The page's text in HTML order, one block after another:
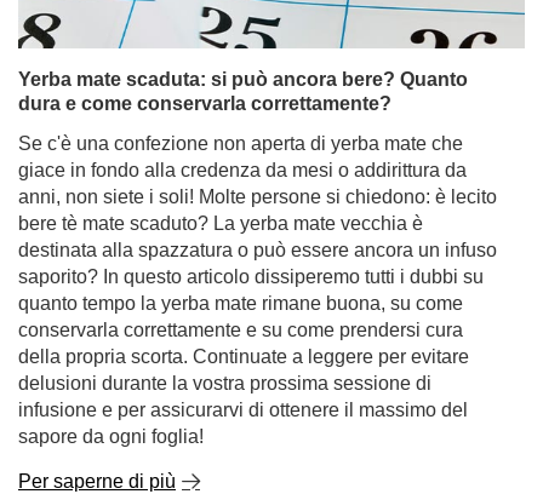
Se c'è una confezione non aperta di yerba mate che
giace in fondo alla credenza da mesi o addirittura da
bere tè mate scaduto? La yerba mate vecchia è
destinata alla spazzatura o può essere ancora un infuso
saporito? In questo articolo dissiperemo tutti i dubbi su
quanto tempo la yerba mate rimane buona, su come
conservarla correttamente e su come prendersi cura
della propria scorta. Continuate a leggere per evitare
delusioni durante la vostra prossima sessione di
infusione e per assicurarvi di ottenere il massimo del
sapore da ogni foglia!
Per saperne di più